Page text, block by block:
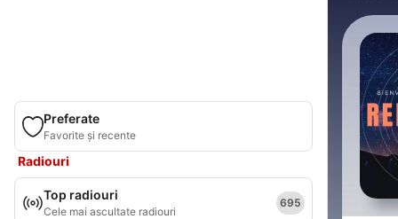
Preferate
Favorite și recente
Radiouri
Top radiouri
Cele mai ascultate radiouri
695